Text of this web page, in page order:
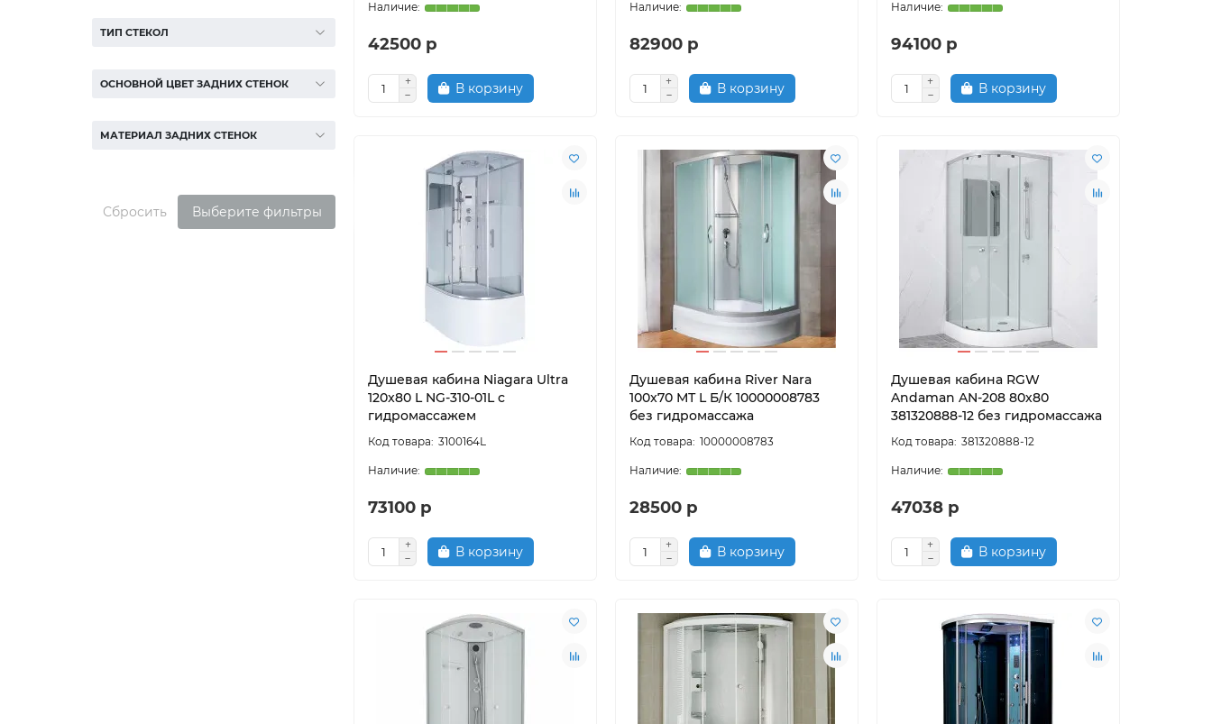
ТИП СТЕКОЛ
ОСНОВНОЙ ЦВЕТ ЗАДНИХ СТЕНОК
МАТЕРИАЛ ЗАДНИХ СТЕНОК
Сбросить Выберите фильтры
42500 р
В корзину
82900 р
В корзину
94100 р
В корзину
Душевая кабина Niagara Ultra
120x80 L NG-310-01L с
гидромассажем
3100164L
73100 р
В корзину
Душевая кабина River Nara
100x70 МТ L Б/К 10000008783
без гидромассажа
10000008783
28500 р
В корзину
Душевая кабина RGW
Andaman AN-208 80х80
381320888-12 без гидромассажа
381320888-12
47038 р
В корзину